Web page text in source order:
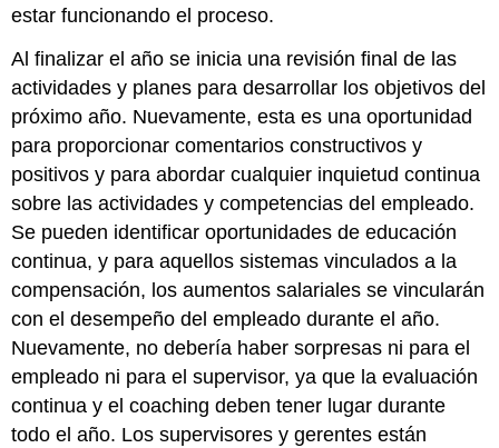
estar funcionando el proceso.
Al finalizar el año se inicia una revisión final de las
actividades y planes para desarrollar los objetivos del
próximo año. Nuevamente, esta es una oportunidad
para proporcionar comentarios constructivos y
positivos y para abordar cualquier inquietud continua
sobre las actividades y competencias del empleado.
Se pueden identificar oportunidades de educación
continua, y para aquellos sistemas vinculados a la
compensación, los aumentos salariales se vincularán
con el desempeño del empleado durante el año.
Nuevamente, no debería haber sorpresas ni para el
empleado ni para el supervisor, ya que la evaluación
continua y el coaching deben tener lugar durante
todo el año. Los supervisores y gerentes están